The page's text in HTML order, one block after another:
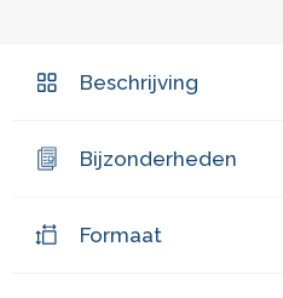
Beschrijving
Bijzonderheden
Formaat